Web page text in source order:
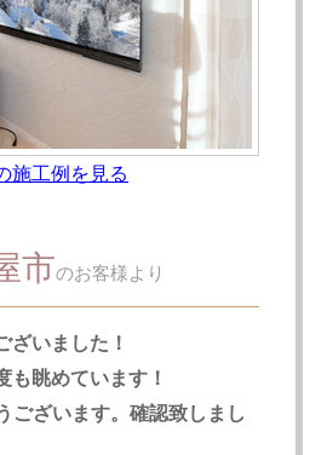
施工例を見る
市のお客様より
ざいました！
も眺めています！
ございます。確認致しまし